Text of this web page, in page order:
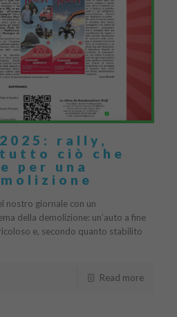
rally,
ciò che
per una
nostro giornale con un
della demolizione: un’auto a fine
e, secondo quanto stabilito
Read more